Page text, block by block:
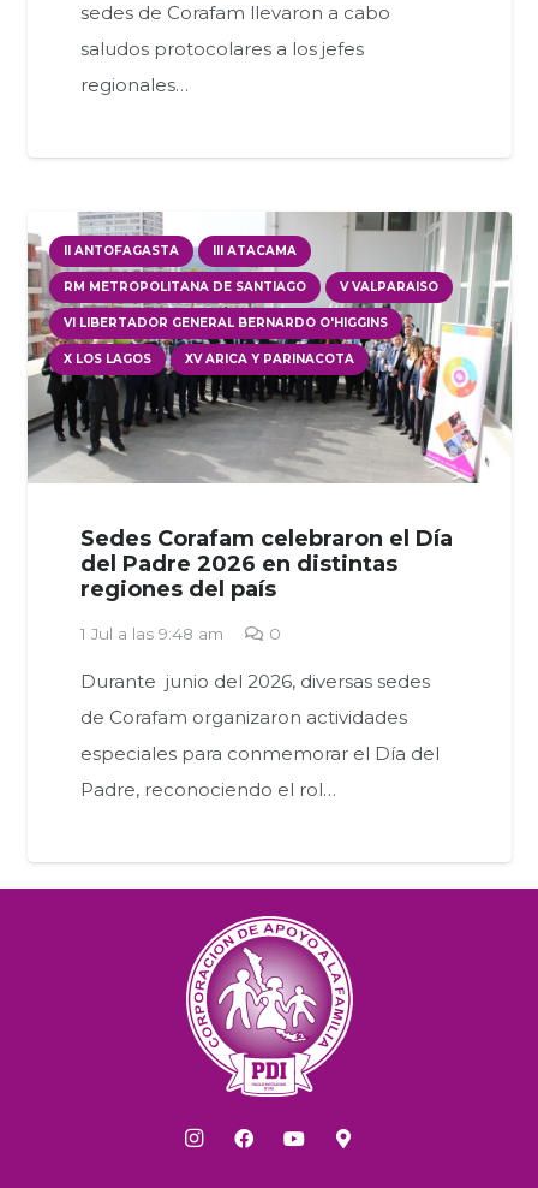
sedes de Corafam llevaron a cabo
saludos protocolares a los jefes
regionales…
II ANTOFAGASTA III ATACAMA
RM METROPOLITANA DE SANTIAGO V VALPARAISO
VI LIBERTADOR GENERAL BERNARDO O'HIGGINS
X LOS LAGOS XV ARICA Y PARINACOTA
Sedes Corafam celebraron el Día
del Padre 2026 en distintas
regiones del país
1 Jul a las 9:48 am 0
Durante junio del 2026, diversas sedes
de Corafam organizaron actividades
especiales para conmemorar el Día del
Padre, reconociendo el rol…